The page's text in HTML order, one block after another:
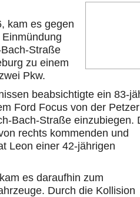
kam es gegen
Straße
zu einem
Pkw.
beabsichtigte ein 83-
Ford Focus von der
Bach-Straße einzubiegen.
rechts kommenden und
Leon einer 42-jährigen
es daraufhin zum
Durch die Kollision